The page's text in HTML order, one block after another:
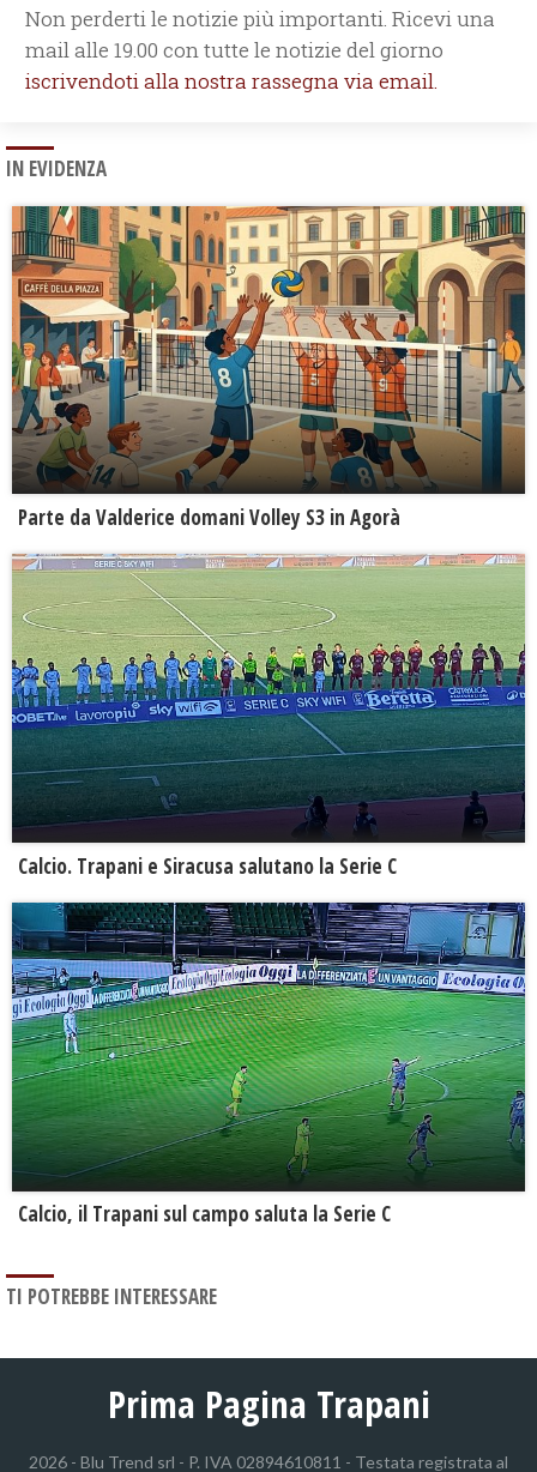
Non perderti le notizie più importanti. Ricevi una
mail alle 19.00 con tutte le notizie del giorno
iscrivendoti alla nostra rassegna via email.
IN EVIDENZA
Parte da Valderice domani Volley S3 in Agorà
Calcio. Trapani e Siracusa salutano la Serie C
Calcio, il Trapani sul campo saluta la Serie C
TI POTREBBE INTERESSARE
Prima Pagina Trapani
2026 - Blu Trend srl - P. IVA 02894610811 - Testata registrata al